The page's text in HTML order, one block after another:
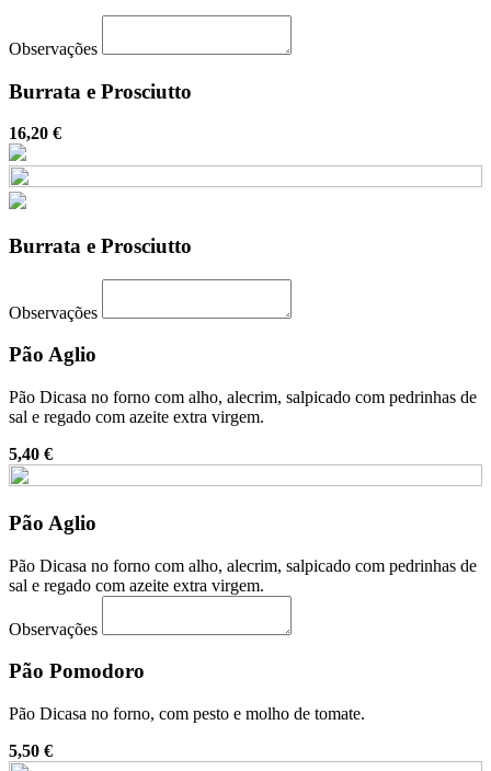
Observações
Burrata e Prosciutto
16,20 €
Burrata e Prosciutto
Observações
Pão Aglio
Pão Dicasa no forno com alho, alecrim, salpicado com pedrinhas de
sal e regado com azeite extra virgem.
5,40 €
Pão Aglio
Pão Dicasa no forno com alho, alecrim, salpicado com pedrinhas de
sal e regado com azeite extra virgem.
Observações
Pão Pomodoro
Pão Dicasa no forno, com pesto e molho de tomate.
5,50 €